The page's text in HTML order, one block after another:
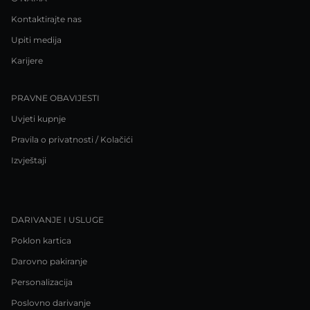
Kontaktirajte nas
Upiti medija
Karijere
PRAVNE OBAVIJESTI
Uvjeti kupnje
Pravila o privatnosti / Kolačići
Izvještaji
DARIVANJE I USLUGE
Poklon kartica
Darovno pakiranje
Personalizacija
Poslovno darivanje